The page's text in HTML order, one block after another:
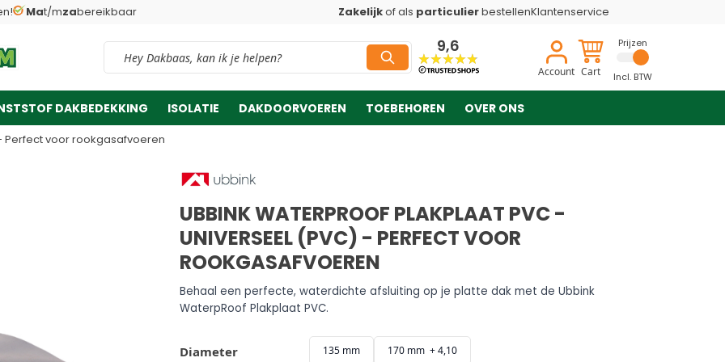
Mat/mzabereikbaar Zakelijkof als particulierbestellenKlantenservice
Vind snel jouw product 9,6
Account Cart
Prijzen
Incl. BTW
DAKBEDEKKING ISOLATIE DAKDOORVOEREN TOEBEHOREN OVER ONS
Perfect voor rookgasafvoeren
UBBINK WATERPROOF PLAKPLAAT PVC -
UNIVERSEEL (PVC) - PERFECT VOOR
ROOKGASAFVOEREN
Behaal een perfecte, waterdichte afsluiting op je platte dak met de Ubbink
WaterpRoof Plakplaat PVC.
Diameter 135 mm 170 mm + 4,10